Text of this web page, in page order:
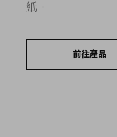
紙。
前往產品